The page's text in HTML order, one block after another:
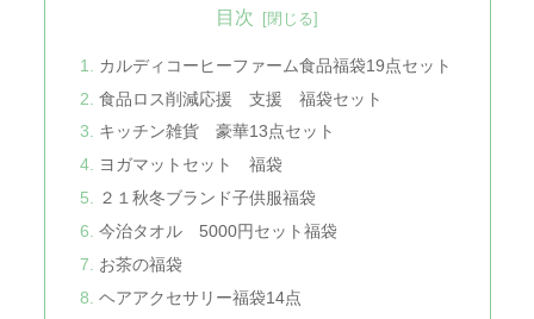
目次
カルディコーヒーファーム食品福袋19点セット
食品ロス削減応援 支援 福袋セット
キッチン雑貨 豪華13点セット
ヨガマットセット 福袋
２１秋冬ブランド子供服福袋
今治タオル 5000円セット福袋
お茶の福袋
ヘアアクセサリー福袋14点